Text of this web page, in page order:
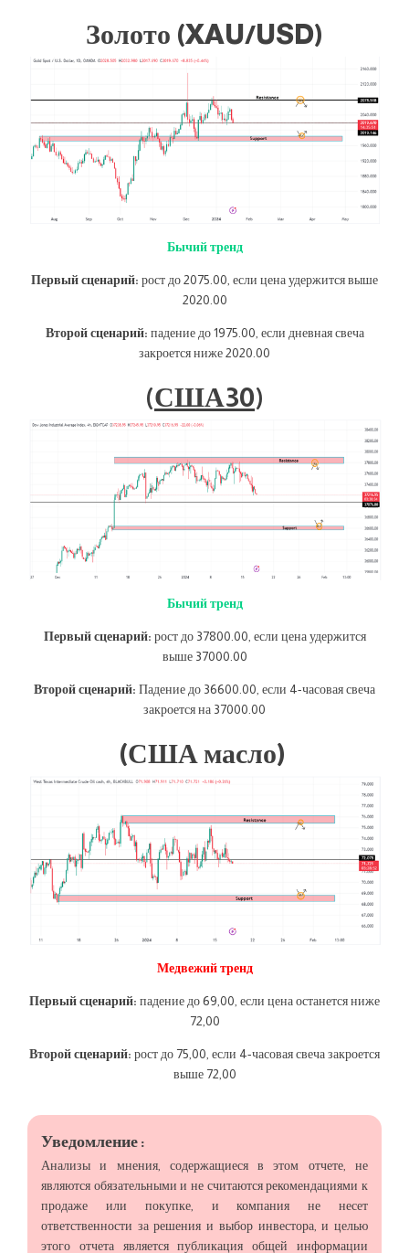
Золото (XAU/USD)
Бычий тренд
Первый сценарий: рост до 2075.00, если цена удержится выше
2020.00
Второй сценарий: падение до 1975.00, если дневная свеча
закроется ниже 2020.00
(США30)
Бычий тренд
Первый сценарий: рост до 37800.00, если цена удержится
выше 37000.00
Второй сценарий: Падение до 36600.00, если 4-часовая свеча
закроется на 37000.00
(США масло)
Медвежий тренд
Первый сценарий: падение до 69,00, если цена останется ниже
72,00
Второй сценарий: рост до 75,00, если 4-часовая свеча закроется
выше 72,00
Уведомление :
Анализы и мнения, содержащиеся в этом отчете, не
являются обязательными и не считаются рекомендациями к
продаже или покупке, и компания не несет
ответственности за решения и выбор инвестора, и целью
этого отчета является публикация общей информации